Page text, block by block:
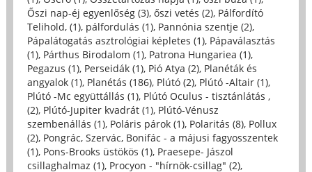
Őszi nap-éj egyenlőség (3), őszi vetés (2), Pálfordító
Telihold, (1), pálfordulás (1), Pannónia szentje (2),
Pápalátogatás asztrológiai képletes (1), Pápaválasztás
(1), Párthus Birodalom (1), Patrona Hungariea (1),
Pegazus (1), Perseidák (1), Pió Atya (2), Planéták és
angyalok (1), Planétás (186), Plútó (2), Plútó -Altair (1),
Plútó -Mc együttállás (1), Plútó Oculus - tisztánlátás ,
(2), Plútó-Jupiter kvadrát (1), Plútó-Vénusz
szembenállás (1), Poláris párok (1), Polaritás (8), Pollux
(2), Pongrác, Szervác, Bonifác - a májusi fagyosszentek
(1), Pons-Brooks üstökös (1), Praesepe- Jászol
csillaghalmaz (1), Procyon - "hírnök-csillag" (2),